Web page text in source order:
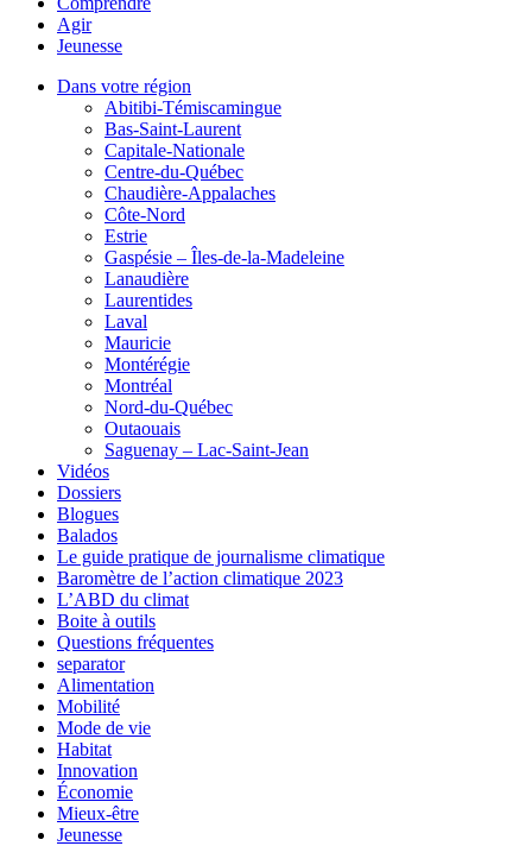
Agir
Jeunesse
Dans votre région
Abitibi-Témiscamingue
Bas-Saint-Laurent
Capitale-Nationale
Centre-du-Québec
Chaudière-Appalaches
Côte-Nord
Estrie
Gaspésie – Îles-de-la-Madeleine
Lanaudière
Laurentides
Laval
Mauricie
Montérégie
Montréal
Nord-du-Québec
Outaouais
Saguenay – Lac-Saint-Jean
Vidéos
Dossiers
Blogues
Balados
Le guide pratique de journalisme climatique
Baromètre de l’action climatique 2023
L’ABD du climat
Boite à outils
Questions fréquentes
separator
Alimentation
Mobilité
Mode de vie
Habitat
Innovation
Économie
Mieux-être
Jeunesse